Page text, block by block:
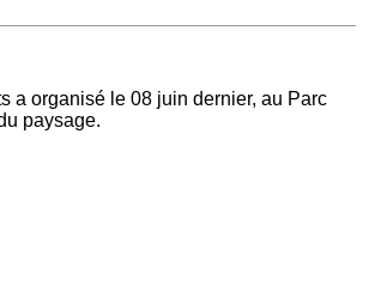
a organisé le 08 juin dernier, au Parc
paysage.